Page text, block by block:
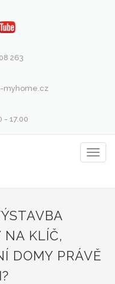
263
myhome.cz
- 17.00
menu
NA KLÍČ,
DOMY PRÁVĚ